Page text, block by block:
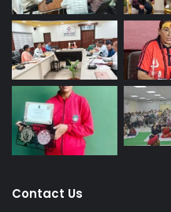
Contact Us